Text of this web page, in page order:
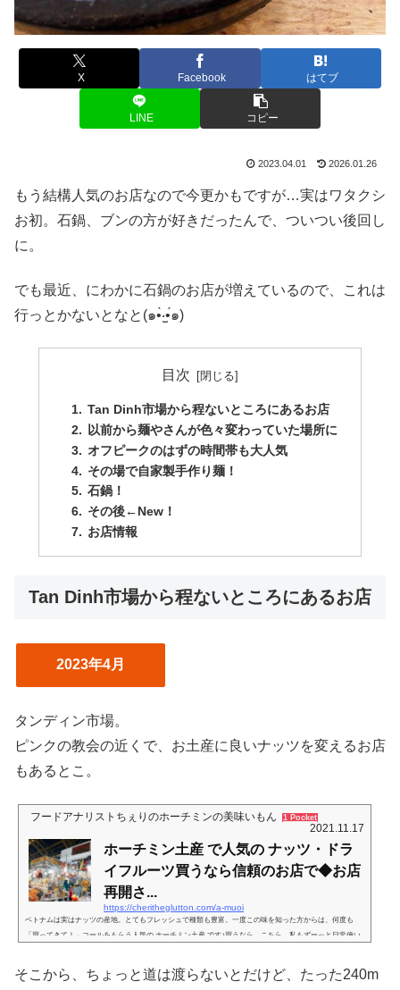
X Facebook はてブ
LINE コピー
2023.04.01 2026.01.26
もう結構人気のお店なので今更かもですが…実はワタクシ
お初。石鍋、ブンの方が好きだったんで、ついつい後回し
に。
でも最近、にわかに石鍋のお店が増えているので、これは
行っとかないとなと(๑•̀‧̫•́๑)
目次
Tan Dinh市場から程ないところにあるお店
以前から麺やさんが色々変わっていた場所に
オフピークのはずの時間帯も大人気
その場で自家製手作り麺！
石鍋！
その後←New！
お店情報
Tan Dinh市場から程ないところにあるお店
2023年4月
タンディン市場。
ピンクの教会の近くで、お土産に良いナッツを変えるお店
もあるとこ。
フードアナリストちぇりのホーチミンの美味いもん 1 Pocket
2021.11.17
ホーチミン土産 で人気の ナッツ・ドラ
イフルーツ買うなら信頼のお店で◆お店
再開さ...
https://cheritheglutton.com/a-muoi
ベトナムは実はナッツの産地。とてもフレッシュで種類も豊富。一度この味を知った方からは、何度も
「買ってきて！」コールをもらう人気の ホーチミン土産 です♪買うなら、こちら。私もずーっと日常使い
んの御用達と言う話を聞いて、やっとこ腰を上げました(^^)ゞ場所は、Hai Ba Trung 通りからThanh DInh市
そこから、ちょっと道は渡らないとだけど、たった240m